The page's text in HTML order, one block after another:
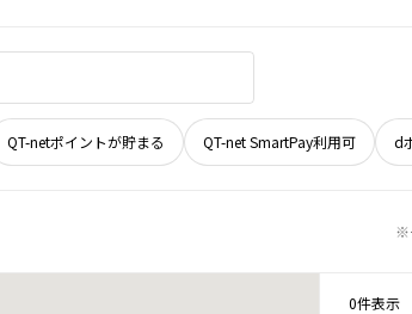
QT-netポイントが貯まる QT-net SmartPay利用可 d
※
0件表示